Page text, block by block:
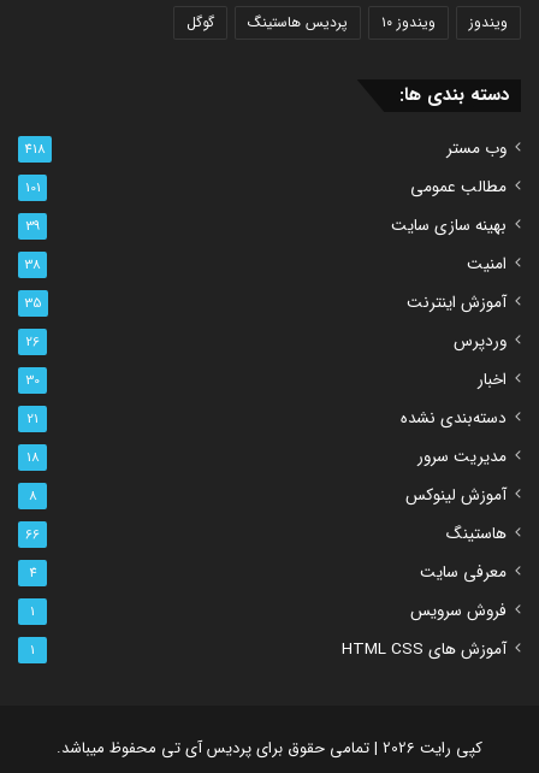
ویندوز
ویندوز ۱۰ پردیس هاستینگ گوگل
دسته بندی ها:
وب مستر 418
مطالب عمومی 101
بهینه سازی سایت 39
امنیت 38
آموزش اینترنت 35
وردپرس 26
اخبار 30
دسته‌بندی نشده 21
مدیریت سرور 18
آموزش لینوکس 8
هاستینگ 66
معرفی سایت 4
فروش سرویس 1
آموزش های HTML CSS 1
کپی رایت 2026 | تمامی حقوق برای پردیس آی تی محفوظ میباشد.